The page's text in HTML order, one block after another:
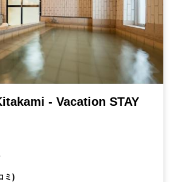
- Vacation STAY
ミ)